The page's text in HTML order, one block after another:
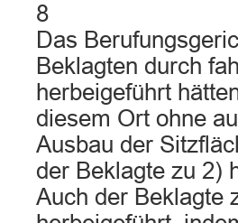
8
Das
Beklagten durch
herbeigeführt
diesem Ort ohne
Ausbau der
der Beklagte zu 2)
Auch der Beklagte